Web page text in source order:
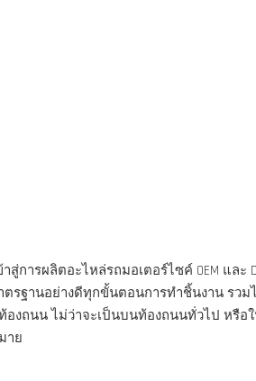
ผลิตอะไหล่รถมอเตอร์ไซค์ OEM และ
ฐานอย่างดีทุกขั้นตอนการทำชิ้นงาน รวม
ถนน ไม่ว่าจะเป็นบนท้องถนนทั่วไป หรื
าย